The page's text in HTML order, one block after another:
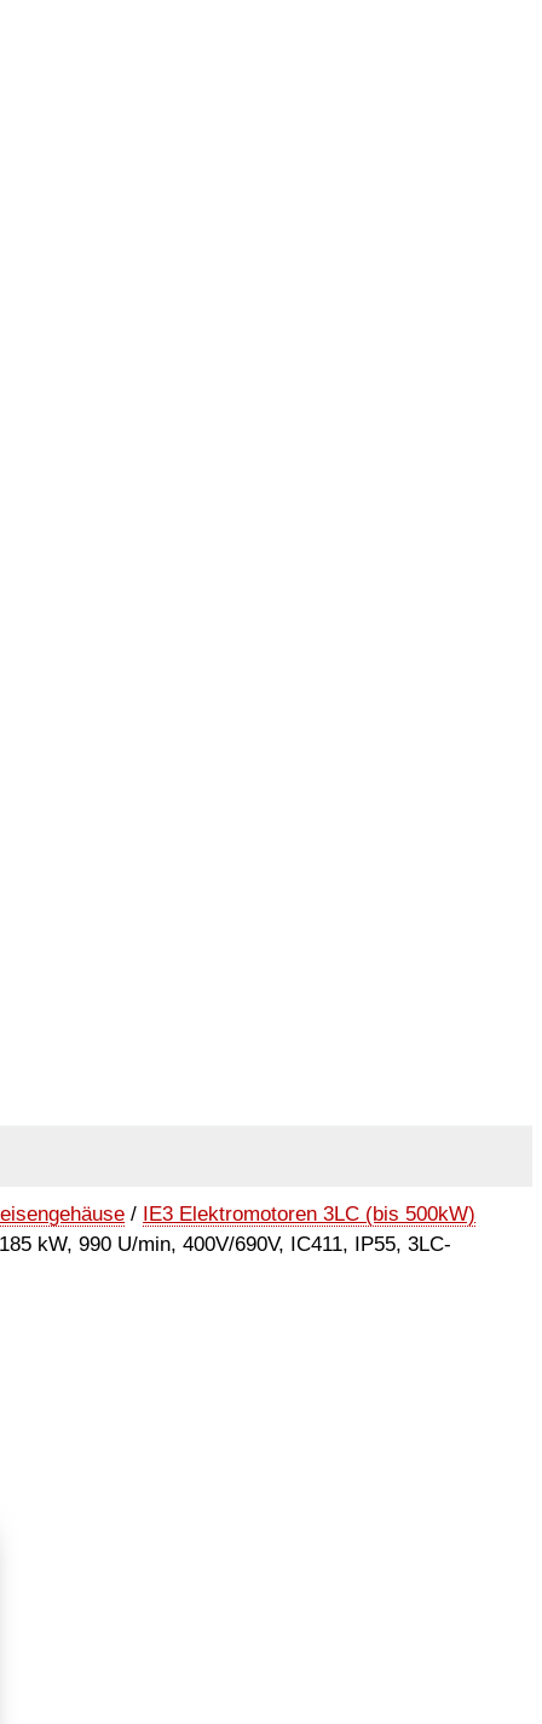
/ IE3 Elektromotoren 3LC (bis 500kW)
kW, 990 U/min, 400V/690V, IC411, IP55, 3LC-